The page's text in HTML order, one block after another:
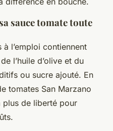
sauce tomate toute
l’emploi contiennent
l’huile d’olive et du
ou sucre ajouté. En
tomates San Marzano
plus de liberté pour